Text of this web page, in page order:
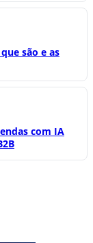
são e as
com IA